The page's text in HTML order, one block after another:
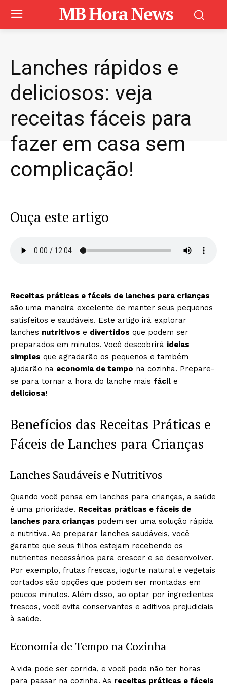
MB Hora News
Lanches rápidos e
deliciosos: veja
receitas fáceis para
fazer em casa sem
complicação!
Ouça este artigo
Receitas práticas e fáceis de lanches para crianças
são uma maneira excelente de manter seus pequenos
satisfeitos e saudáveis. Este artigo irá explorar
lanches nutritivos e divertidos que podem ser
preparados em minutos. Você descobrirá ideias
simples que agradarão os pequenos e também
ajudarão na economia de tempo na cozinha. Prepare-
se para tornar a hora do lanche mais fácil e
deliciosa!
Benefícios das Receitas Práticas e
Fáceis de Lanches para Crianças
Lanches Saudáveis e Nutritivos
Quando você pensa em lanches para crianças, a saúde
é uma prioridade. Receitas práticas e fáceis de
lanches para crianças podem ser uma solução rápida
e nutritiva. Ao preparar lanches saudáveis, você
garante que seus filhos estejam recebendo os
nutrientes necessários para crescer e se desenvolver.
Por exemplo, frutas frescas, iogurte natural e vegetais
cortados são opções que podem ser montadas em
poucos minutos. Além disso, ao optar por ingredientes
frescos, você evita conservantes e aditivos prejudiciais
à saúde.
Economia de Tempo na Cozinha
A vida pode ser corrida, e você pode não ter horas
para passar na cozinha. As receitas práticas e fáceis